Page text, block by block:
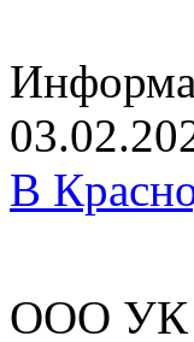
В
ООО УК